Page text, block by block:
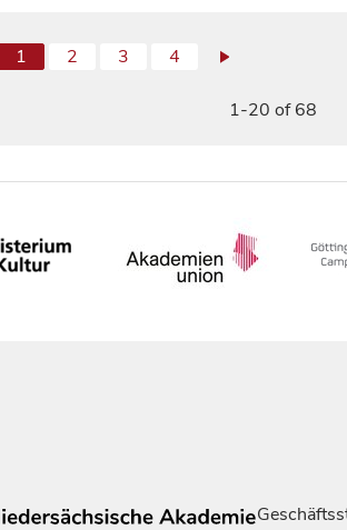
1 2 3 4
1-20 of 68